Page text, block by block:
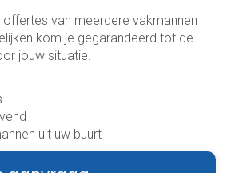
offertes van meerdere vakmannen
kom je gegarandeerd tot de
jouw situatie.
uit uw buurt